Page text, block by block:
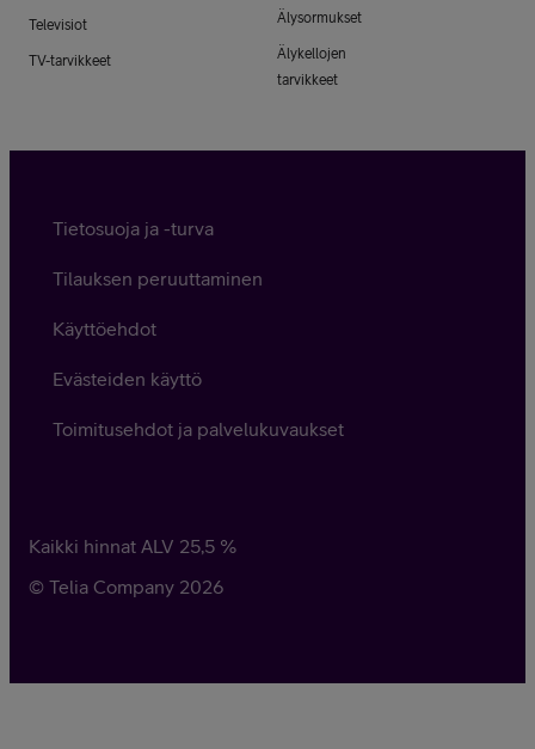
Televisiot
TV-tarvikkeet
Älysormukset
Älykellojen
tarvikkeet
Tietosuoja ja -turva
Tilauksen peruuttaminen
Käyttöehdot
Evästeiden käyttö
Toimitusehdot ja palvelukuvaukset
Kaikki hinnat ALV 25,5 %
© Telia Company 2026